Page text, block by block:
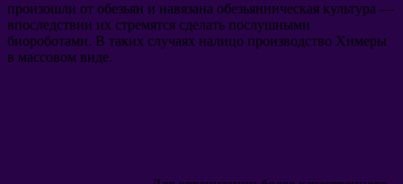
произошли от обезьян и навязана обезьянническая культура —
впоследствии их стремятся сделать послушными
биороботами. В таких случаях налицо производство Химеры
в массовом виде.